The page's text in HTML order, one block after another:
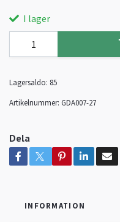
I lager
Lagersaldo: 85
Artikelnummer: GDA007-27
Dela
INFORMATION